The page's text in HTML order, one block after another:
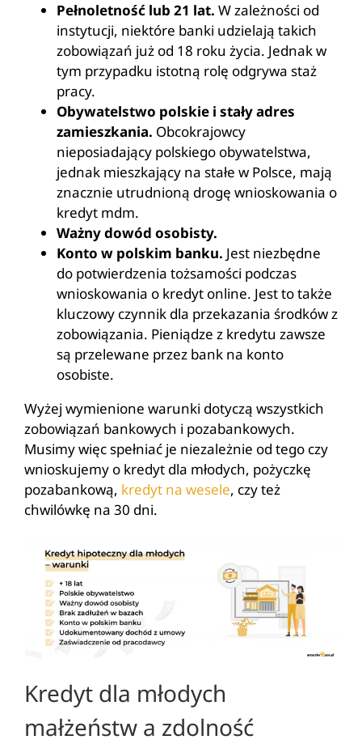
Pełnoletność lub 21 lat. W zależności od
instytucji, niektóre banki udzielają takich
zobowiązań już od 18 roku życia. Jednak w
tym przypadku istotną rolę odgrywa staż
pracy.
Obywatelstwo polskie i stały adres
zamieszkania. Obcokrajowcy
nieposiadający polskiego obywatelstwa,
jednak mieszkający na stałe w Polsce, mają
znacznie utrudnioną drogę wnioskowania o
kredyt mdm.
Ważny dowód osobisty.
Konto w polskim banku. Jest niezbędne
do potwierdzenia tożsamości podczas
wnioskowania o kredyt online. Jest to także
kluczowy czynnik dla przekazania środków z
zobowiązania. Pieniądze z kredytu zawsze
są przelewane przez bank na konto
osobiste.
Wyżej wymienione warunki dotyczą wszystkich
zobowiązań bankowych i pozabankowych.
Musimy więc spełniać je niezależnie od tego czy
wnioskujemy o kredyt dla młodych, pożyczkę
pozabankową, kredyt na wesele, czy też
chwilówkę na 30 dni.
Kredyt dla młodych
małżeństw a zdolność